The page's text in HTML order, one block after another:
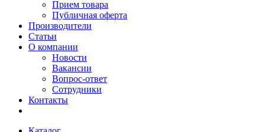
Прием товара
Публичная оферта
Производители
Статьи
О компании
Новости
Вакансии
Вопрос-ответ
Сотрудники
Контакты